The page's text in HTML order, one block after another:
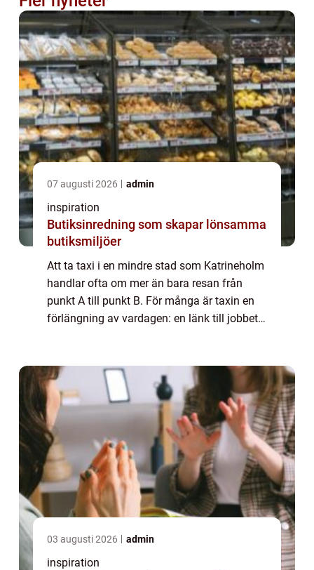
07 augusti 2026 admin
inspiration
Butiksinredning som skapar lönsamma
butiksmiljöer
Att ta taxi i en mindre stad som Katrineholm
handlar ofta om mer än bara resan från
punkt A till punkt B. För många är taxin en
förlängning av vardagen: en länk till jobbet,
03 augusti 2026 admin
inspiration